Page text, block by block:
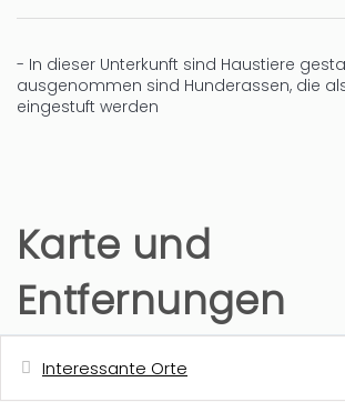
- In dieser Unterkunft sind Haustiere
ausgenommen sind Hunderassen, die
eingestuft werden
Karte und
Entfernungen
Interessante Orte